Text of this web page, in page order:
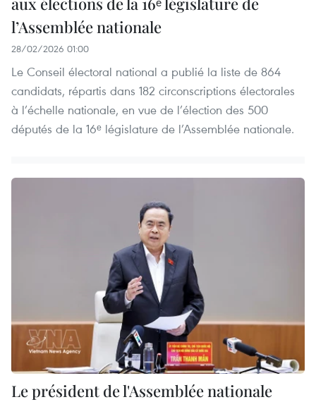
l’Assemblée nationale
28/02/2026 01:00
Le Conseil électoral national a publié la liste de 864
candidats, répartis dans 182 circonscriptions électorales
à l’échelle nationale, en vue de l’élection des 500
députés de la 16ᵉ législature de l’Assemblée nationale.
Le président de l'Assemblée nationale